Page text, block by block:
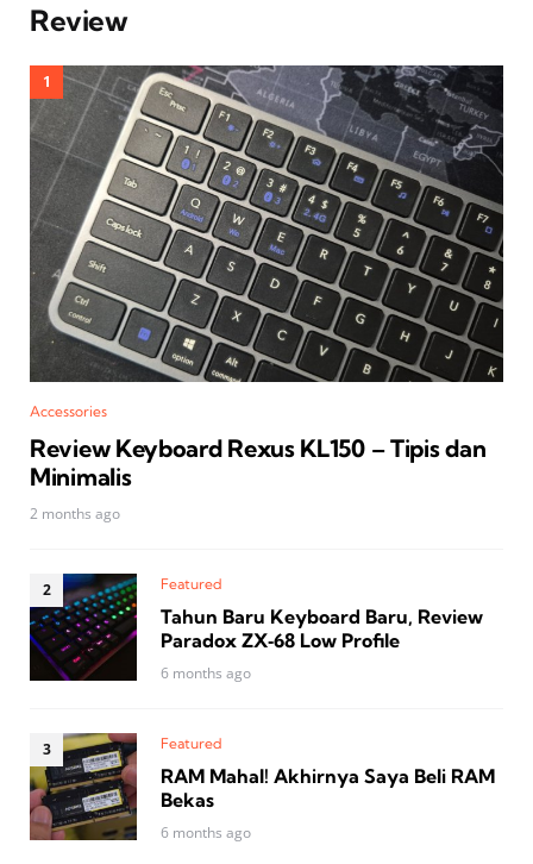
Review
Accessories
Review Keyboard Rexus KL150 – Tipis dan
Minimalis
2 months ago
Featured
Tahun Baru Keyboard Baru, Review
Paradox ZX‑68 Low Profile
6 months ago
Featured
RAM Mahal! Akhirnya Saya Beli RAM
Bekas
6 months ago